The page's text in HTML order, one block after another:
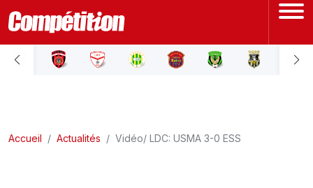
ACCUEIL
LIGUE 2
Accueil Actualités Vidéo/ LDC: USMA 3-0 ESS